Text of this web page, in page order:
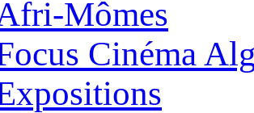
Mômes
Cinéma